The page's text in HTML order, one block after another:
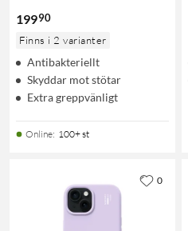
19990
Finns i 2 varianter
Antibakteriellt
Skyddar mot stötar
Extra greppvänligt
Online: 100+ st
0